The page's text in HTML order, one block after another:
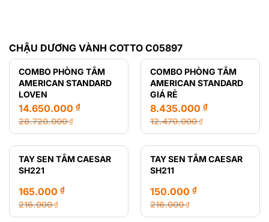
CHẬU DƯƠNG VÀNH COTTO C05897
COMBO PHÒNG TẮM
AMERICAN STANDARD
LOVEN
28.720.000₫
Giá
gốc
là:
28.720.000 ₫.
14.650.000 ₫
Giá
hiện
tại
là:
COMBO PHÒNG TẮM
AMERICAN STANDARD
GIÁ RẺ
12.470.000₫
Giá
gốc
là:
12.470.000 ₫.
8.435.000 ₫
Giá
hiện
tại
là:
TAY SEN TẮM CAESAR
SH221
216.000₫
Giá
165.000 ₫
Giá
TAY SEN TẮM CAESAR
SH211
216.000₫
Giá
150.000 ₫
Giá